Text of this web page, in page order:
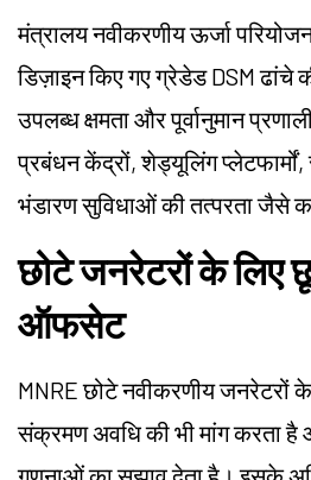
मंत्रालय नवीकरणीय ऊर्जा
डिज़ाइन किए गए ग्रेडेड DSM
उपलब्ध क्षमता और पूर्वानुमान
प्रबंधन केंद्रों, शेड्यूलिंग
भंडारण सुविधाओं की तत्परता जैसे
छोटे जनरेटरों के
ऑफसेट
MNRE छोटे नवीकरणीय जनरेटरों के
संक्रमण अवधि की भी मांग करता है